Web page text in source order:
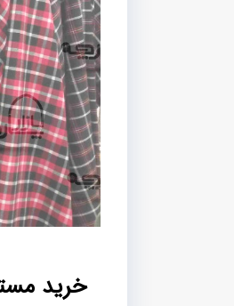
خرید